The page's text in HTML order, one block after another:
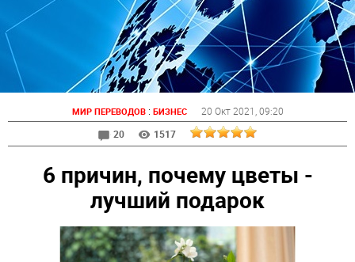
МИР ПЕРЕВОДОВ: БИЗНЕС 20 Окт 2021 , 09:20
20
1517
6 причин, почему цветы -
лучший подарок